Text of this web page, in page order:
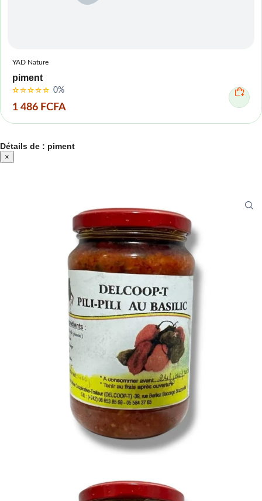
YAD Nature
piment
0%
1 486 FCFA
Détails de : piment
×